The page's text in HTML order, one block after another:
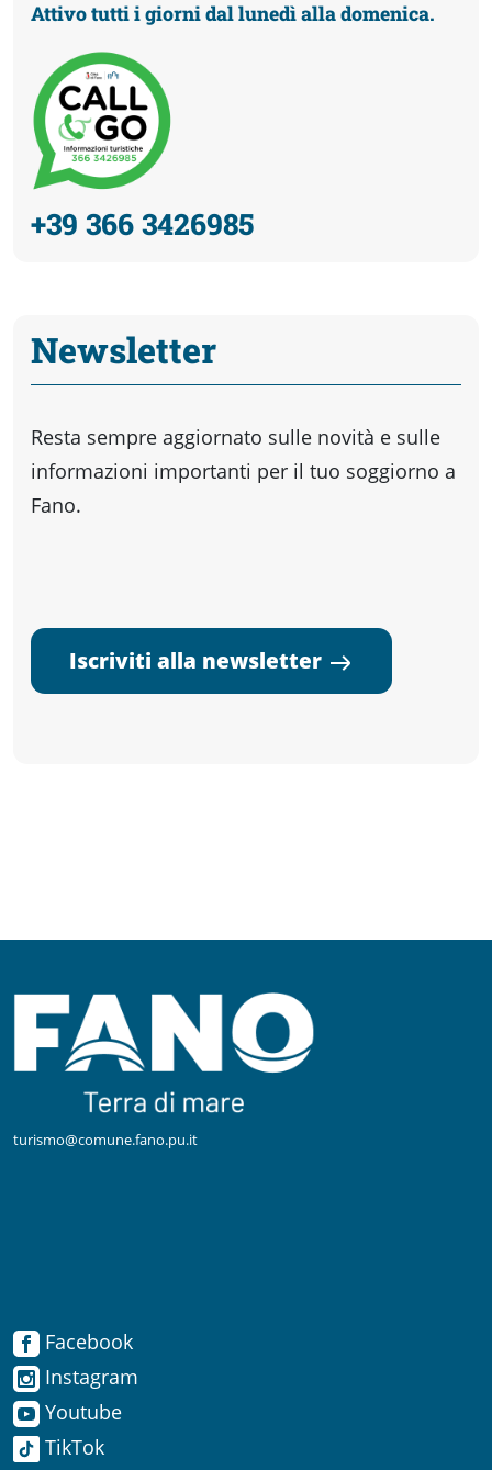
Instagram
Youtube
Attivo tutti i giorni dal lunedì alla domenica.
+39 366 3426985
Newsletter
Resta sempre aggiornato sulle novità e sulle
informazioni importanti per il tuo soggiorno a
Fano.
Iscriviti alla newsletter
turismo@comune.fano.pu.it
Facebook
Instagram
Youtube
TikTok